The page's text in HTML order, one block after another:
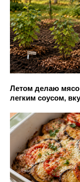
Летом делаю мясо
легким соусом,